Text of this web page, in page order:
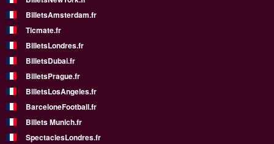
BilletsAmsterdam.fr
Ticmate.fr
BilletsLondres.fr
BilletsDubai.fr
BilletsPrague.fr
BilletsLosAngeles.fr
BarceloneFootball.fr
Billets Munich.fr
SpectaclesLondres.fr